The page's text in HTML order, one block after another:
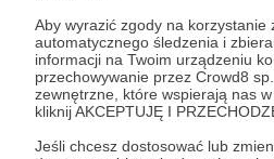
Aby wyrazić zgody na korzystanie
automatycznego śledzenia i
informacji na Twoim urządzeniu
przechowywanie przez Crowd8
zewnętrzne, które wspierają nas w
kliknij AKCEPTUJĘ I
Jeśli chcesz dostosować lub